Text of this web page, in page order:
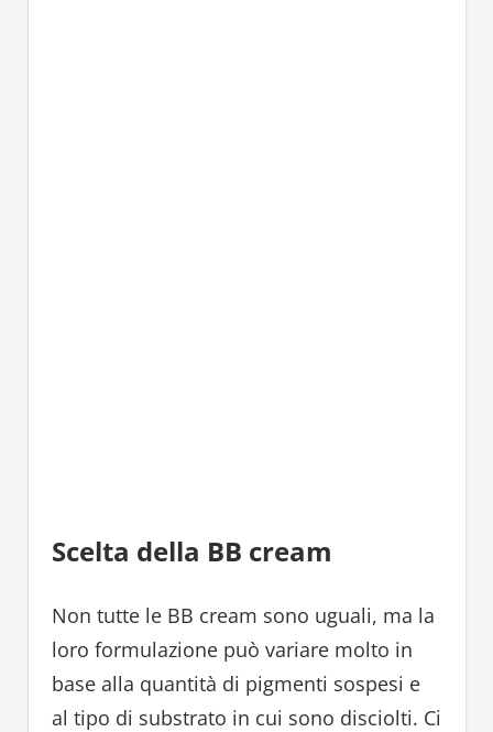
Scelta della BB cream
Non tutte le BB cream sono uguali, ma la
loro formulazione può variare molto in
base alla quantità di pigmenti sospesi e
al tipo di substrato in cui sono disciolti. Ci